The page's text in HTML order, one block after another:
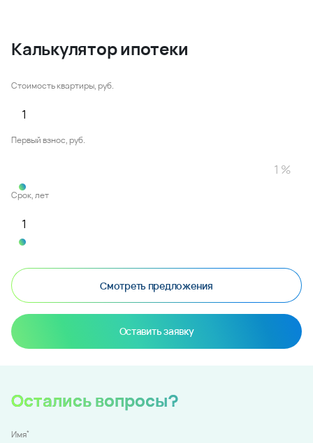
Калькулятор ипотеки
Стоимость квартиры, руб.
Первый взнос, руб.
Срок, лет
Смотреть предложения
Оставить заявку
Остались вопросы?
Имя*